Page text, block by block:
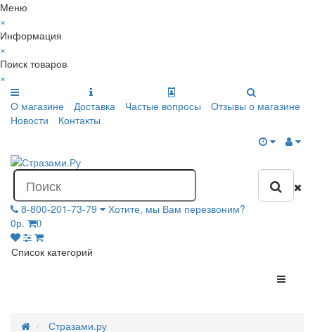
Меню
×
Информация
×
Поиск товаров
×
О магазине
Доставка Частые вопросы
Отзывы о магазине
Новости
Контакты
8-800-201-73-79
Хотите, мы Вам перезвоним?
0р.
0
Список категорий
Стразами.ру